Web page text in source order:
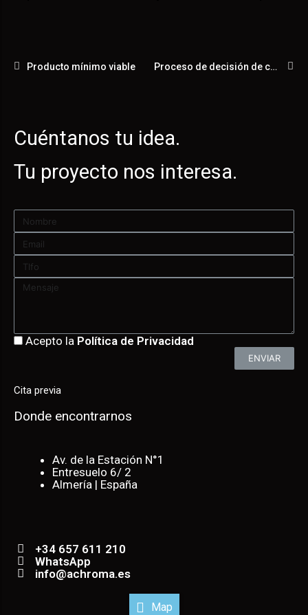
Producto mínimo viable Proceso de decisión de compra
Cuéntanos tu idea.
Tu proyecto nos interesa.
Acepto la Política de Privacidad
ENVIAR
Cita previa
Donde encontrarnos
Av. de la Estación N°1
Entresuelo 6/ 2
Almería | España
+34 657 611 210
WhatsApp
info@achroma.es
Map